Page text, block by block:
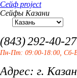
Сейф project
Сейфы Казани
(843)292-40-27
Пн-Пт: 09:00-18:00, Сб-
Адрес: г.